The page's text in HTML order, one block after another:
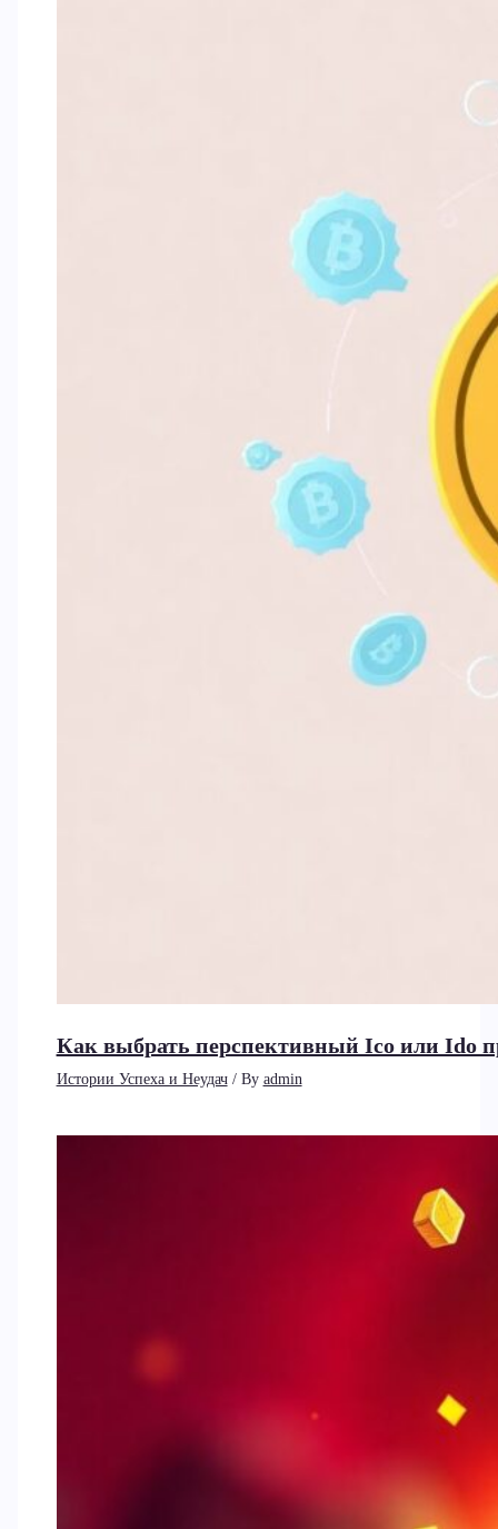
Как выбрать перспективный Ico или Ido
Истории Успеха и Неудач/ By admin